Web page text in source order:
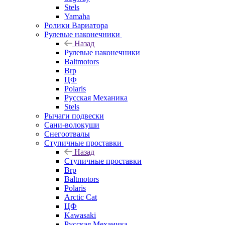
Stels
Yamaha
Ролики Вариатора
Рулевые наконечники
Назад
Рулевые наконечники
Baltmotors
Brp
ЦФ
Polaris
Русская Механика
Stels
Рычаги подвески
Сани-волокуши
Снегоотвалы
Ступичные проставки
Назад
Ступичные проставки
Brp
Baltmotors
Polaris
Arctic Cat
ЦФ
Kawasaki